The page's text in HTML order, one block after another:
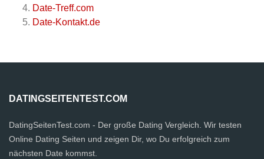
Date-Treff.com
Date-Kontakt.de
DATINGSEITENTEST.COM
DatingSeitenTest.com - Der große Dating Vergleich. Wir testen
Online Dating Seiten und zeigen Dir, wo Du erfolgreich zum
nächsten Date kommst.